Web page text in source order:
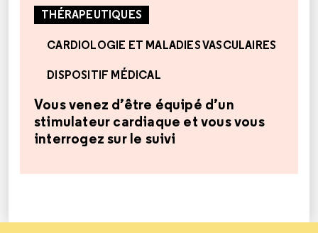
THÉRAPEUTIQUES
CARDIOLOGIE ET MALADIES VASCULAIRES
DISPOSITIF MÉDICAL
Vous venez d’être équipé d’un
stimulateur cardiaque et vous vous
interrogez sur le suivi